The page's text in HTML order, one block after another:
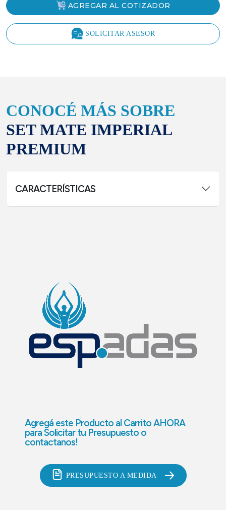
AGREGAR AL COTIZADOR
SOLICITAR ASESOR
CONOCÉ MÁS SOBRE
SET MATE IMPERIAL
PREMIUM
CARACTERÍSTICAS
Agregá este Producto al Carrito AHORA
paraSolicitar tu Presupuesto o
contactanos!
PRESUPUESTO A MEDIDA